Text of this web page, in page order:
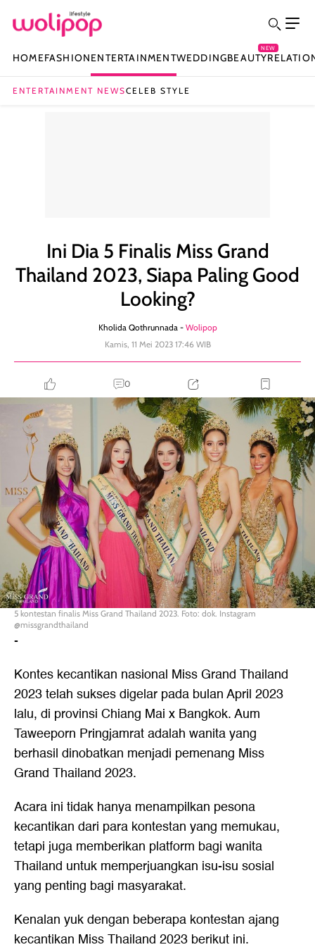
HOMEFASHIONENTERTAINMENTWEDDINGBEAUTY
NEW
ENTERTAINMENT NEWSCELEB STYLE
Ini Dia 5 Finalis Miss Grand
Thailand 2023, Siapa Paling Good
Looking?
Kholida Qothrunnada - Wolipop
Kamis, 11 Mei 2023 17:46 WIB
0
5 kontestan finalis Miss Grand Thailand 2023. Foto: dok. Instagram
@missgrandthailand
-
Kontes kecantikan nasional Miss Grand Thailand
2023 telah sukses digelar pada bulan April 2023
lalu, di provinsi Chiang Mai x Bangkok. Aum
Taweeporn Pringjamrat adalah wanita yang
berhasil dinobatkan menjadi pemenang Miss
Grand Thailand 2023.
Acara ini tidak hanya menampilkan pesona
kecantikan dari para kontestan yang memukau,
tetapi juga memberikan platform bagi wanita
Thailand untuk memperjuangkan isu-isu sosial
yang penting bagi masyarakat.
Kenalan yuk dengan beberapa kontestan ajang
kecantikan Miss Thailand 2023 berikut ini.